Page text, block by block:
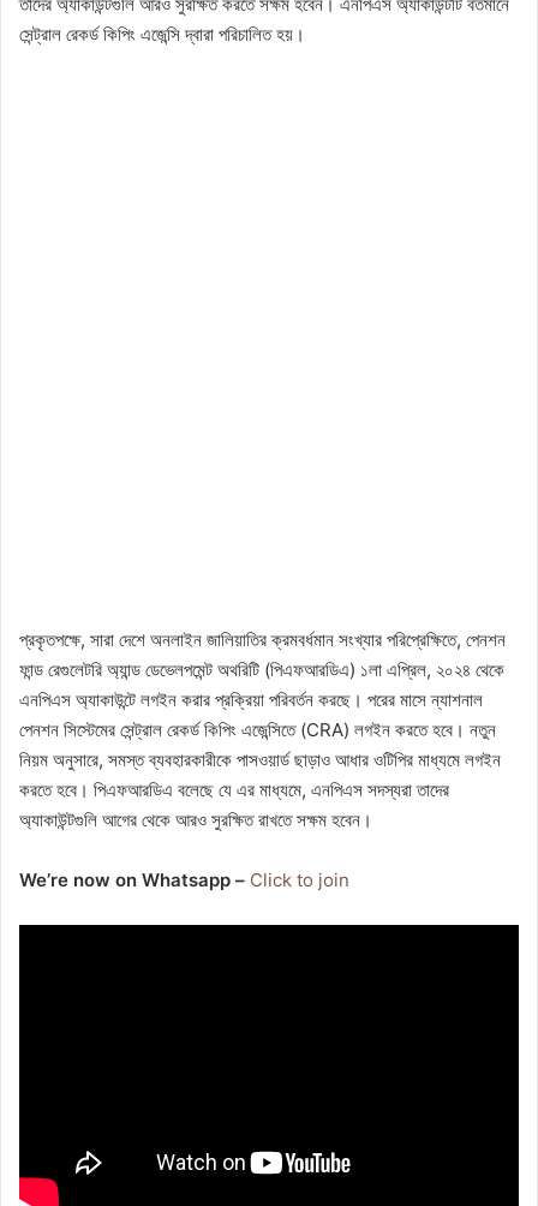
তাদের অ্যাকাউন্টগুলি আরও সুরক্ষিত করতে সক্ষম হবেন। এনপিএস অ্যাকাউন্টটি বর্তমানে
সেন্ট্রাল রেকর্ড কিপিং এজেন্সি দ্বারা পরিচালিত হয়।
প্রকৃতপক্ষে, সারা দেশে অনলাইন জালিয়াতির ক্রমবর্ধমান সংখ্যার পরিপ্রেক্ষিতে, পেনশন
ফান্ড রেগুলেটরি অ্যান্ড ডেভেলপমেন্ট অথরিটি (পিএফআরডিএ) ১লা এপ্রিল, ২০২৪ থেকে
এনপিএস অ্যাকাউন্টে লগইন করার প্রক্রিয়া পরিবর্তন করছে। পরের মাসে ন্যাশনাল
পেনশন সিস্টেমের সেন্ট্রাল রেকর্ড কিপিং এজেন্সিতে (CRA) লগইন করতে হবে। নতুন
নিয়ম অনুসারে, সমস্ত ব্যবহারকারীকে পাসওয়ার্ড ছাড়াও আধার ওটিপির মাধ্যমে লগইন
করতে হবে। পিএফআরডিএ বলেছে যে এর মাধ্যমে, এনপিএস সদস্যরা তাদের
অ্যাকাউন্টগুলি আগের থেকে আরও সুরক্ষিত রাখতে সক্ষম হবেন।
We’re now on Whatsapp – Click to join